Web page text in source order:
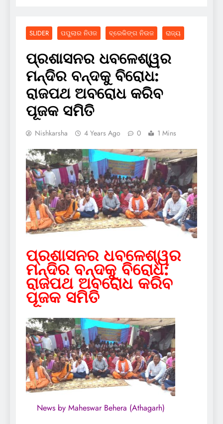
SLIDER ପପୁଲାର ନିଓଜ ବ୍ରେକିଙ୍ଗ ନିଉଜ ରାଜ୍ୟ
ପ୍ରଶାସନର ଧବଳେଶ୍ୱର
ମନ୍ଦିର ବନ୍ଦକୁ ବିରୋଧ:
ରାଜପଥ ଅବରୋଧ କରିବ
ପୂଜକ ସମିତି
Nishkarsha 4 Years Ago 0 1 Mins
ପ୍ରଶାସନର ଧବଳେଶ୍ୱର
ମନ୍ଦିର ବନ୍ଦକୁ ବିରୋଧ:
ରାଜପଥ ଅବରୋଧ କରିବ
ପୂଜକ ସମିତି
News by Maheswar Behera (Athagarh)